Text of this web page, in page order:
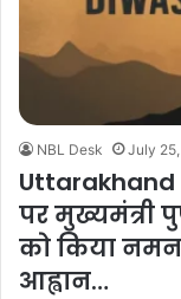
NBL Desk July
Uttarakhand
पर मुख्यमंत्री
को किया नमन,
आह्वान…